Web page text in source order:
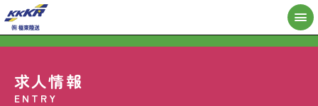
求人情報
ENTRY